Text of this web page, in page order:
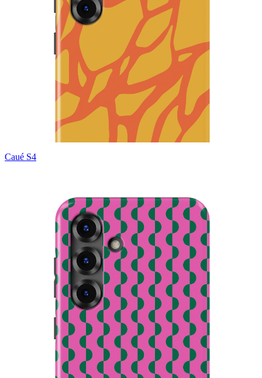
Caué S4